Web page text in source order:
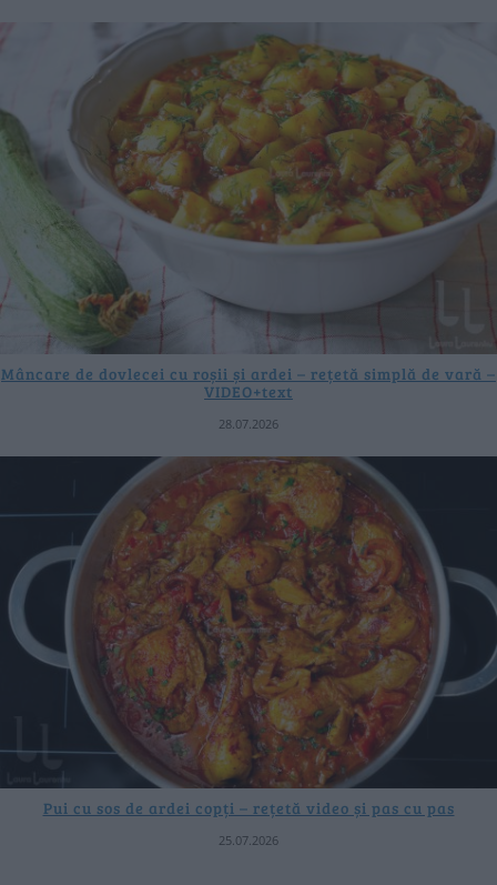
Mâncare de dovlecei cu roșii și ardei – rețetă simplă de vară –
VIDEO+text
28.07.2026
Pui cu sos de ardei copți – rețetă video și pas cu pas
25.07.2026